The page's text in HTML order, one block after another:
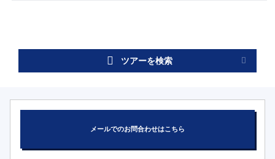
ツアーを検索
メールでのお問合わせはこちら